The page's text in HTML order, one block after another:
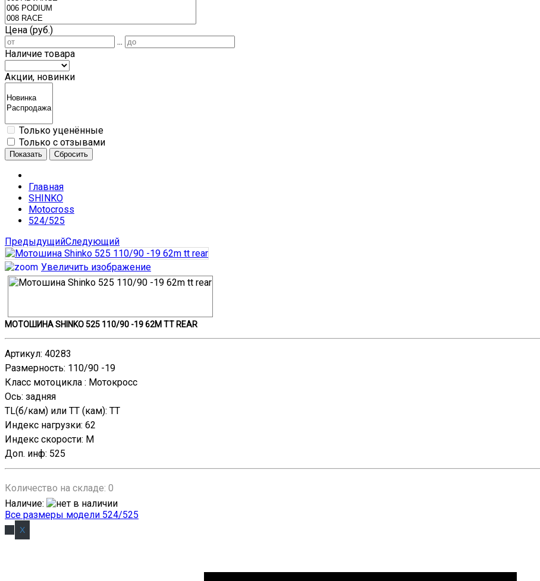
Цена (руб.)
...
Наличие товара
Акции, новинки
Только уценённые
Только с отзывами
Показать Сбросить
Главная
SHINKO
Motocross
524/525
ПредыдущийСледующий
Увеличить изображение
МОТОШИНА SHINKO 525 110/90 -19 62M TT REAR
Артикул: 40283
Размерность: 110/90 -19
Класс мотоцикла : Мотокросс
Ось: задняя
TL(б/кам) или TT (кам): TT
Индекс нагрузки: 62
Индекс скорости: M
Доп. инф: 525
Количество на складе: 0
Наличие:
Все размеры модели 524/525